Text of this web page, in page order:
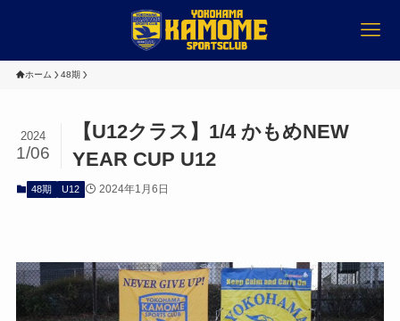
ホーム 48期
【U12クラス】1/4 かもめNEW
YEAR CUP U12
2024
1/06
48期 U12 2024年1月6日